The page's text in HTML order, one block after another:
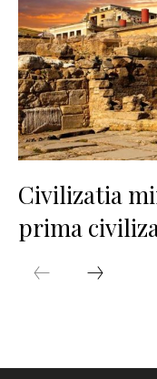
Civilizatia
prima